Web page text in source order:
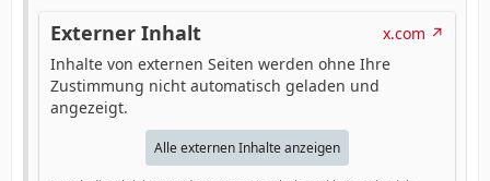
Externer Inhalt
x.com
Inhalte von externen Seiten werden ohne Ihre
Zustimmung nicht automatisch geladen und
angezeigt.
Alle externen Inhalte anzeigen